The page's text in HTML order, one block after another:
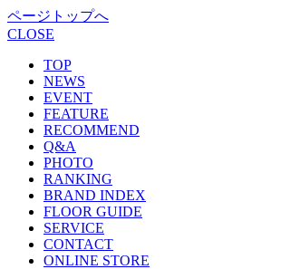
ページトップへ
CLOSE
TOP
NEWS
EVENT
FEATURE
RECOMMEND
Q&A
PHOTO
RANKING
BRAND INDEX
FLOOR GUIDE
SERVICE
CONTACT
ONLINE STORE